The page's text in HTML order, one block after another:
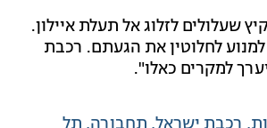
שעלולים לזלוג אל תעלת איילון.
לחלוטין את הגעתם. רכבת
למקרים כאלו".